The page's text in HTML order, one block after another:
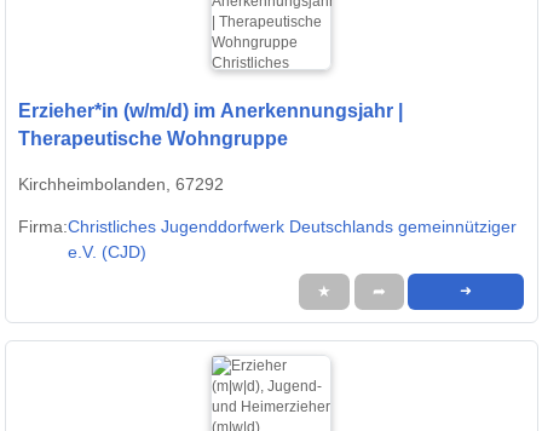
Erzieher*in (w/m/d) im Anerkennungsjahr |
Therapeutische Wohngruppe
Kirchheimbolanden, 67292
Firma:Christliches Jugenddorfwerk Deutschlands gemeinnütziger
e.V. (CJD)
★ ➦ ➜